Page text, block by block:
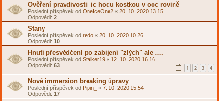
Ověření pravdivostii ic hodu kostkou v ooc rovině
Poslední příspěvek od OneIceOne2 « 20. 10. 2020 13.15
Odpovědi: 2
Stany
Poslední příspěvek od redo « 20. 10. 2020 10.26
Odpovědi: 10
Hnutí přesvědčení po zabijení "zlých" ale ….
Poslední příspěvek od Stalker19 « 12. 10. 2020 16.16
Odpovědi: 63 1 2 3 4
Nové immersion breaking úpravy
Poslední příspěvek od Pipin_ « 7. 10. 2020 15.54
Odpovědi: 17